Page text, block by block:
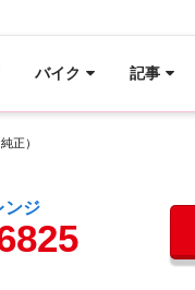
バイク 記事
正）
ンジ